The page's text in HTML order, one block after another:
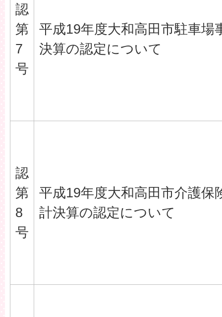
認
第
7
号
平成19年度大和高田市駐車場
決算の認定について
認
第
8
号
平成19年度大和高田市介護保
計決算の認定について